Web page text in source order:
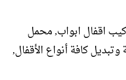
اقفال ابواب, محمل
كافة أنواع الأقفال,